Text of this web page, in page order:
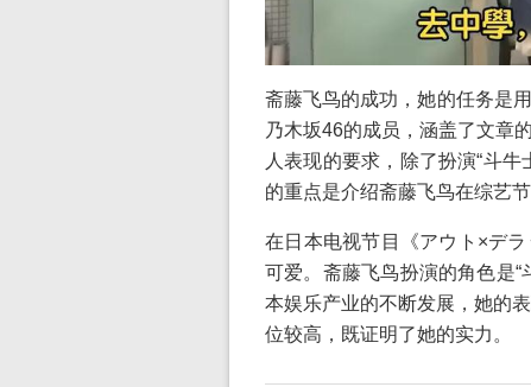
斋藤飞鸟的成功，她的任务是
乃木坂46的成员，涵盖了文章
人表现的要求，除了扮演“斗
的重点是介绍斋藤飞鸟在综艺节
在日本电视节目《アウト×デ
可爱。斋藤飞鸟扮演的角色是“
本娱乐产业的不断发展，她的
位较高，既证明了她的实力。